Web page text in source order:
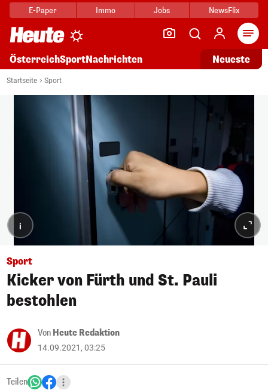
E-Paper Immo Jobs NewsFlix
ÖsterreichSportNachrichten Neueste
Startseite Sport
i
Sport
Kicker von Fürth und St. Pauli
bestohlen
Von Heute Redaktion
14.09.2021, 03:25
Teilen